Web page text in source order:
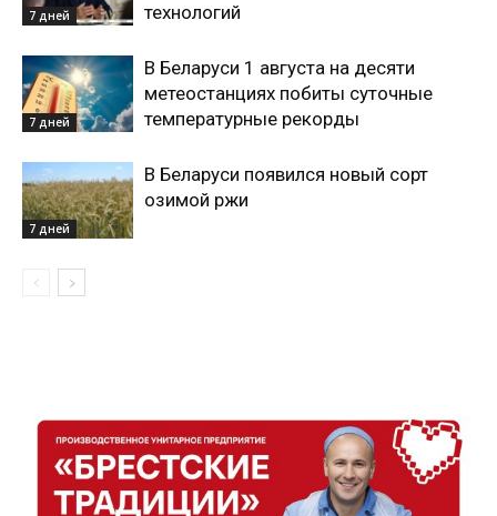
7 дней
технологий
7 дней
В Беларуси 1 августа на десяти
метеостанциях побиты суточные
температурные рекорды
7 дней
В Беларуси появился новый сорт
озимой ржи